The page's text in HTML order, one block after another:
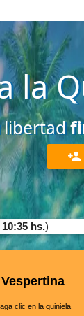
la
libertad
10:35 hs.)
Vespertina
clic en la quiniela